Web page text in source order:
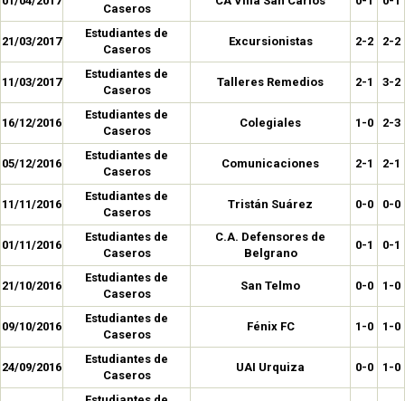
Caseros
21/03/2017
Estudiantes de
Caseros
Excursionistas 2-2 2-2
11/03/2017
Estudiantes de
Caseros
Talleres Remedios 2-1 3-2
16/12/2016
Estudiantes de
Caseros
Colegiales 1-0 2-3
05/12/2016
Estudiantes de
Caseros
Comunicaciones 2-1 2-1
11/11/2016
Estudiantes de
Caseros
Tristán Suárez 0-0 0-0
01/11/2016
Estudiantes de
Caseros
C.A. Defensores de
Belgrano
0-1 0-1
21/10/2016
Estudiantes de
Caseros
San Telmo 0-0 1-0
09/10/2016
Estudiantes de
Caseros
Fénix FC 1-0 1-0
24/09/2016
Estudiantes de
Caseros
UAI Urquiza 0-0 1-0